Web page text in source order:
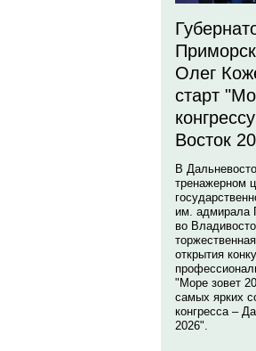
Олег
старт
Восток
В
тренажерном
им. адмирала
во
открытия
"Море зовет
самых ярких
конгресса –
2026".